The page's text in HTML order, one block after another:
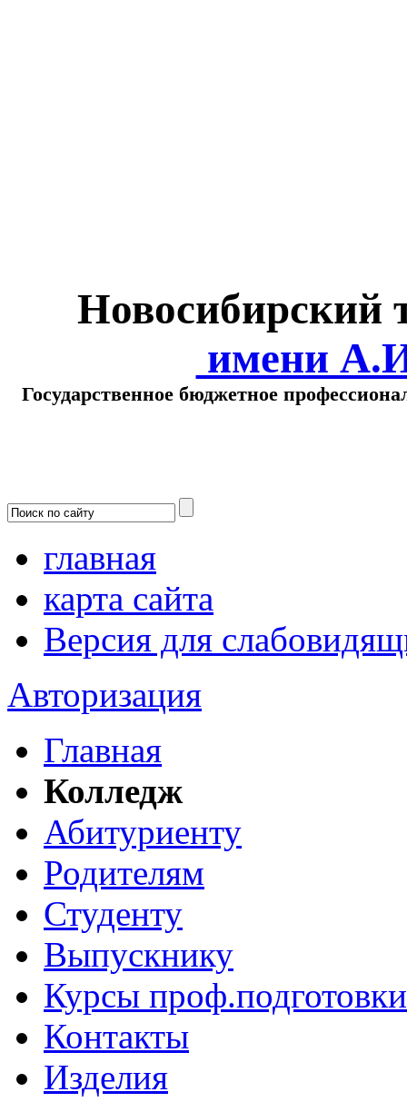
Новосибирский
имени
Государственное бюджетное
главная
карта сайта
Версия для
Авторизация
Главная
Колледж
Абитуриенту
Родителям
Студенту
Выпускнику
Курсы проф.подготовки
Контакты
Изделия